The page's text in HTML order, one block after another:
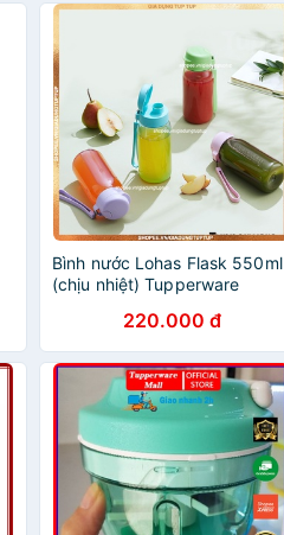
Bình nước Lohas Flask 550ml
(chịu nhiệt) Tupperware
220.000 đ